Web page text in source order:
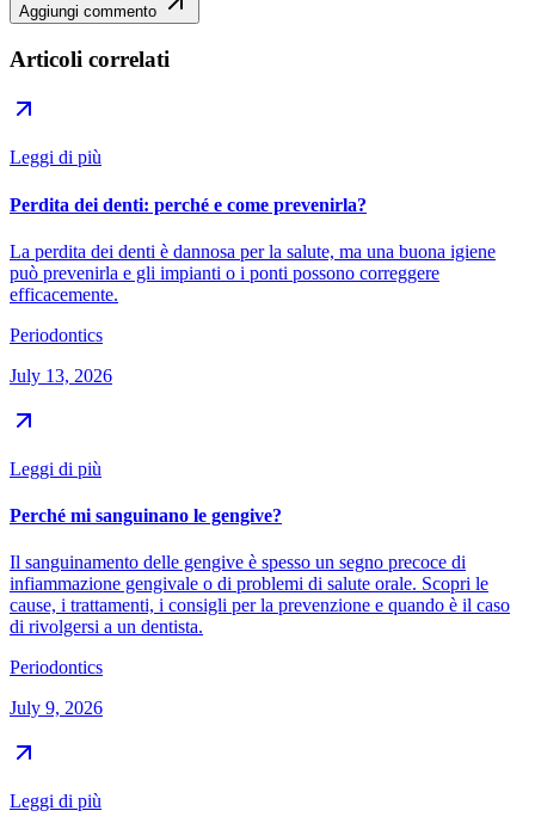
Aggiungi commento
Articoli correlati
Leggi di più
Perdita dei denti: perché e come prevenirla?
La perdita dei denti è dannosa per la salute, ma una buona igiene
può prevenirla e gli impianti o i ponti possono correggere
efficacemente.
Periodontics
July 13, 2026
Leggi di più
Perché mi sanguinano le gengive?
Il sanguinamento delle gengive è spesso un segno precoce di
infiammazione gengivale o di problemi di salute orale. Scopri le
cause, i trattamenti, i consigli per la prevenzione e quando è il caso
di rivolgersi a un dentista.
Periodontics
July 9, 2026
Leggi di più